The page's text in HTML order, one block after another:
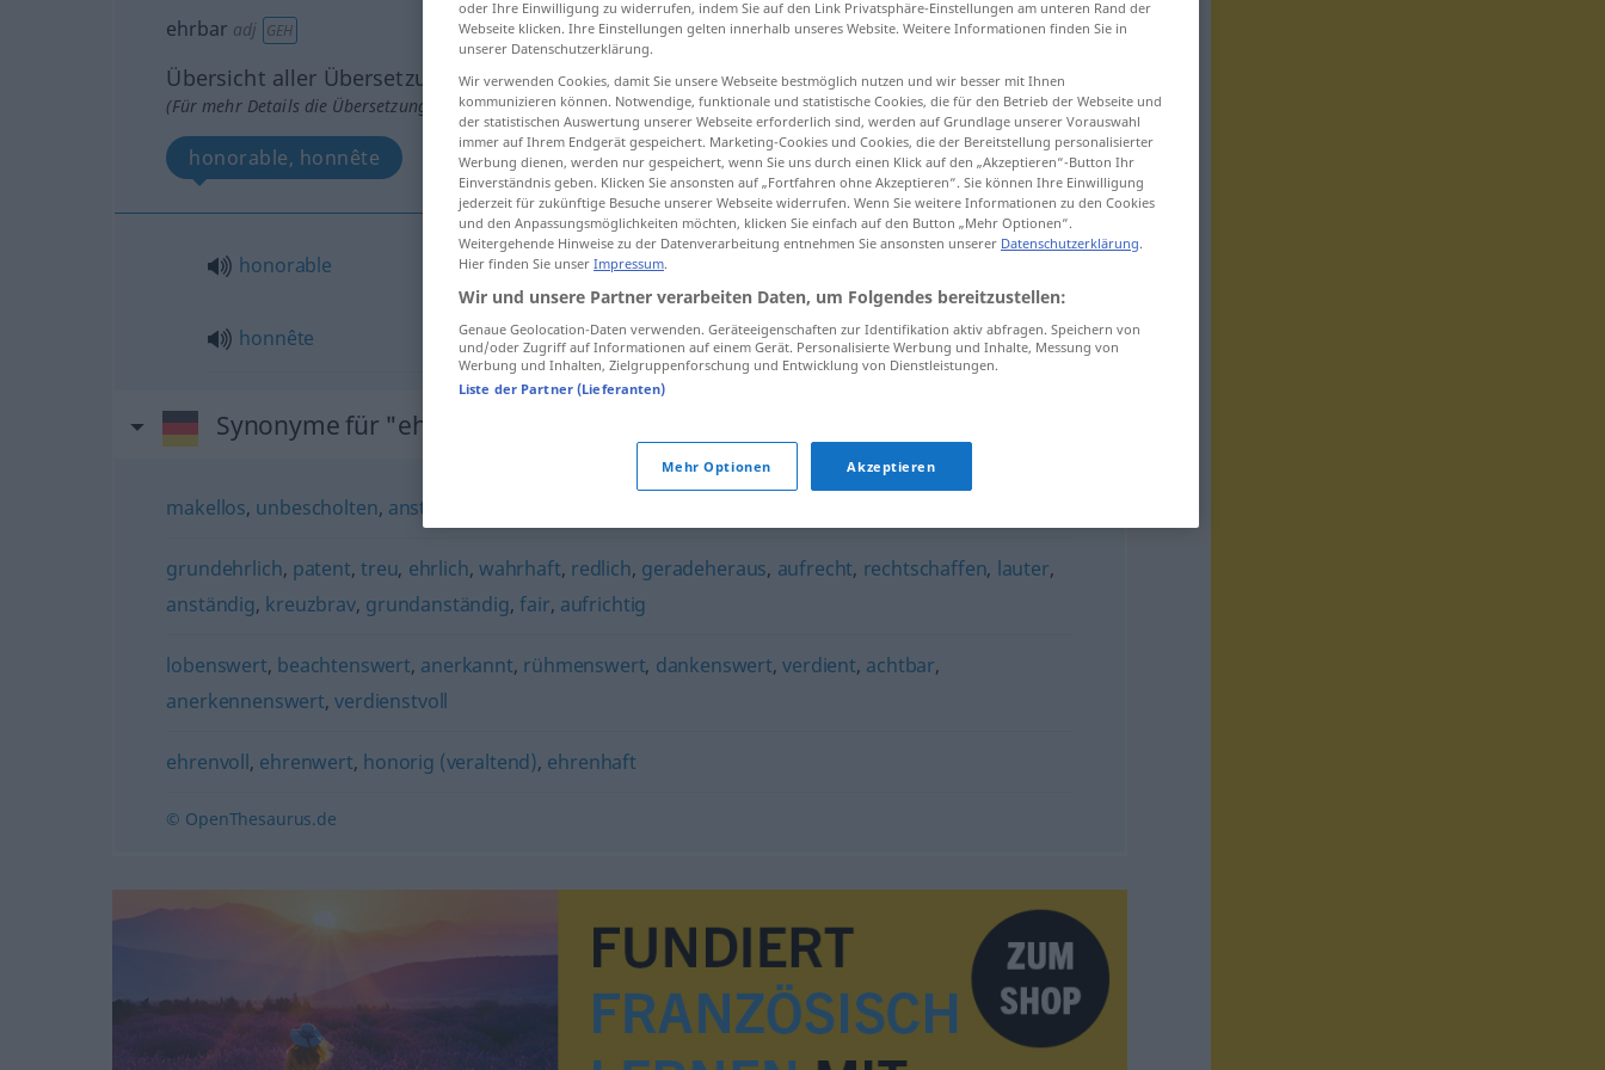
ehrbar adj GEH
Übersicht aller Übersetzungen
(Für mehr Details die Übersetzung anklicken/antippen)
honorable, honnête
honorable
honnête ehrbar(≈ rechtschaffen)
Synonyme für "ehrbar"
makellos, unbescholten, anständig
grundehrlich, patent,treu, ehrlich, wahrhaft, redlich, geradeheraus, aufrecht, rechtschaffen, lauter,
anständig, kreuzbrav, grundanständig,fair, aufrichtig
lobenswert, beachtenswert, anerkannt, rühmenswert, dankenswert,verdient, achtbar,
anerkennenswert,verdienstvoll
ehrenvoll, ehrenwert, honorig (veraltend), ehrenhaft
© OpenThesaurus.de
oder Ihre Einwilligung zu widerrufen, indem Sie auf den Link Privatsphäre-Einstellungen am unteren Rand der
Webseite klicken. Ihre Einstellungen gelten innerhalb unseres Website. Weitere Informationen finden Sie in
unserer Datenschutzerklärung.
Wir verwenden Cookies, damit Sie unsere Webseite bestmöglich nutzen und wir besser mit Ihnen
kommunizieren können. Notwendige, funktionale und statistische Cookies, die für den Betrieb der Webseite und
der statistischen Auswertung unserer Webseite erforderlich sind, werden auf Grundlage unserer Vorauswahl
immer auf Ihrem Endgerät gespeichert. Marketing-Cookies und Cookies, die der Bereitstellung personalisierter
Werbung dienen, werden nur gespeichert, wenn Sie uns durch einen Klick auf den „Akzeptieren“-Button Ihr
Einverständnis geben. Klicken Sie ansonsten auf „Fortfahren ohne Akzeptieren“. Sie können Ihre Einwilligung
jederzeit für zukünftige Besuche unserer Webseite widerrufen. Wenn Sie weitere Informationen zu den Cookies
und den Anpassungsmöglichkeiten möchten, klicken Sie einfach auf den Button „Mehr Optionen“.
Weitergehende Hinweise zu der Datenverarbeitung entnehmen Sie ansonsten unserer Datenschutzerklärung.
Hier finden Sie unser Impressum.
Wir und unsere Partner verarbeiten Daten, um Folgendes bereitzustellen:
Genaue Geolocation-Daten verwenden. Geräteeigenschaften zur Identifikation aktiv abfragen. Speichern von
und/oder Zugriff auf Informationen auf einem Gerät. Personalisierte Werbung und Inhalte, Messung von
Werbung und Inhalten, Zielgruppenforschung und Entwicklung von Dienstleistungen.
Liste der Partner (Lieferanten)
Mehr Optionen Akzeptieren